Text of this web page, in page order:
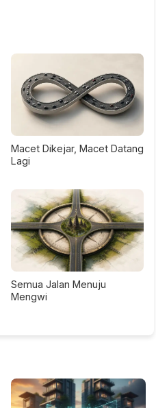
Macet Dikejar, Macet Datang
Lagi
Semua Jalan Menuju
Mengwi